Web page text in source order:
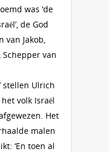
was ‘de
de God
van Jakob,
Schepper van
stellen Ulrich
volk Israël
Het
malen
‘En toen al